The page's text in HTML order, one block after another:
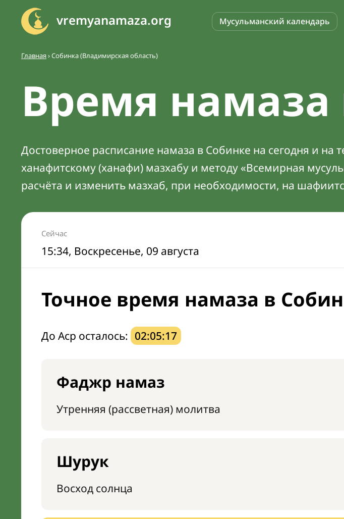
vremyanamaza.org Мусульманский календарь
Главная›Собинка (Владимирская область)
Время намаза
Достоверное расписание намаза в Собинке на сегодня и на
ханафитскому (ханафи) мазхабу и методу «Всемирная
расчёта и изменить мазхаб, при необходимости, на
Сейчас
15:34, Воскресенье, 09 августа
Точное время намаза в
До Аср осталось: 02:05:16
Фаджр намаз
Утренняя (рассветная) молитва
Шурук
Восход солнца